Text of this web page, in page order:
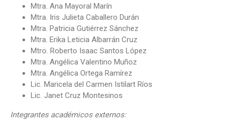
Mtra. Ana Mayoral Marín
Mtra. Iris Julieta Caballero Durán
Mtra. Patricia Gutiérrez Sánchez
Mtra. Erika Leticia Albarrán Cruz
Mtro. Roberto Isaac Santos López
Mtra. Angélica Valentino Muñoz
Mtra. Angélica Ortega Ramírez
Lic. Maricela del Carmen Istilart Ríos
Lic. Janet Cruz Montesinos
Integrantes académicos externos: